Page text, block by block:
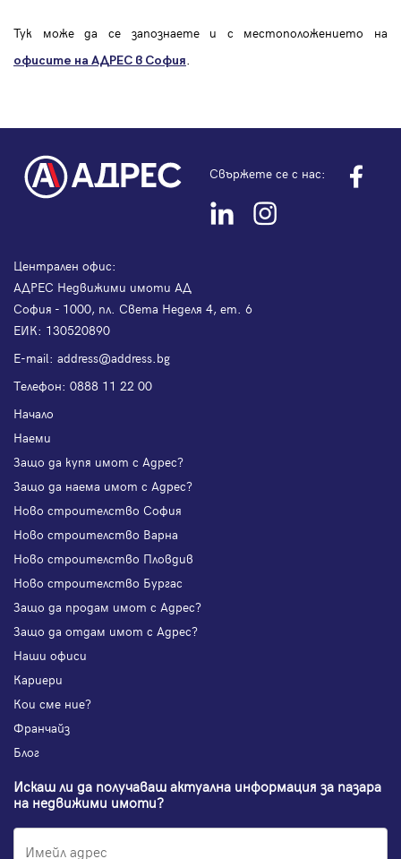
Тук може да се запознаете и с местоположението на
офисите на АДРЕС в София.
Свържете се с нас:
Централен офис:
АДРЕС Недвижими имоти АД
София - 1000, пл. Света Неделя 4, ет. 6
ЕИК: 130520890
Е-mail: address@address.bg
Телефон: 0888 11 22 00
Начало
Наеми
Защо да купя имот с Адрес?
Защо да наема имот с Адрес?
Ново строителство София
Ново строителство Варна
Ново строителство Пловдив
Ново строителство Бургас
Защо да продам имот с Адрес?
Защо да отдам имот с Адрес?
Наши офиси
Кариери
Кои сме ние?
Франчайз
Блог
Искаш ли да получаваш актуална информация за пазара
на недвижими имоти?